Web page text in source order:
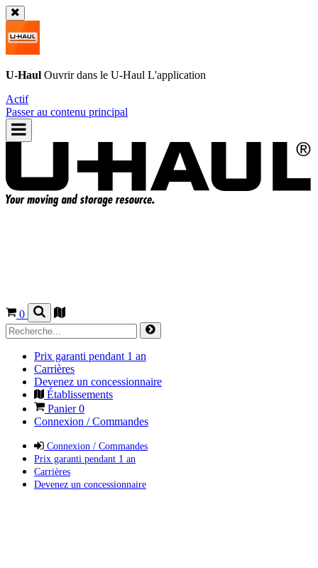
U-Haul Ouvrir dans le U-Haul L'application
Actif
Passer au contenu principal
0
Prix garanti pendant 1 an
Carrières
Devenez un concessionnaire
Établissements
Panier0
Connexion / Commandes
Connexion / Commandes
Prix garanti pendant 1 an
Carrières
Devenez un concessionnaire